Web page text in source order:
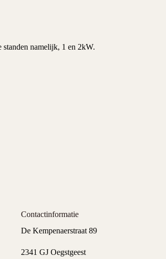
standen namelijk, 1 en 2kW.
Contactinformatie
De Kempenaerstraat 89
2341 GJ Oegstgeest